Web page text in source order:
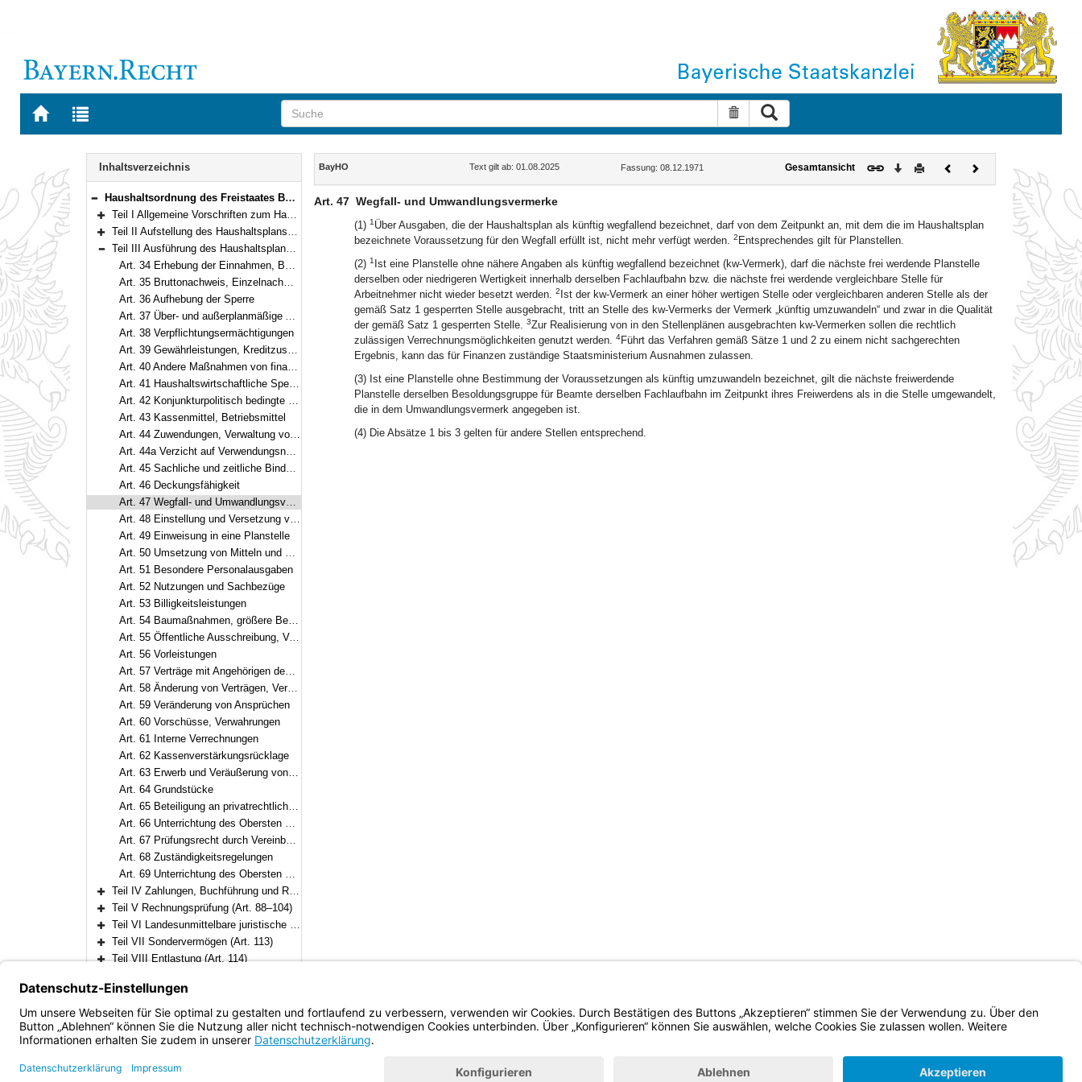
Zur
BAYERN.RECHT
Zur
letzten
Suche zurücksetzen
Navigation
Inhaltsverzeichnis
Bereich reduzieren
Haushaltsordnung des Freistaates Bayern (Bayerische Haushaltsordnung – BayHO) Vom 8. Dezember 1971 (BayRS IV S. 664) BayRS 630-1-F (Art. 1–117)
Bereich erweitern
Teil I Allgemeine Vorschriften zum Haushaltsplan (Art. 1–10)
Bereich erweitern
Teil II Aufstellung des Haushaltsplans und des Finanzplans (Art. 11–33)
Bereich reduzieren
Teil III Ausführung des Haushaltsplans (Art. 34–69)
Art. 34 Erhebung der Einnahmen, Bewirtschaftung der Ausgaben
Art. 35 Bruttonachweis, Einzelnachweis
Art. 36 Aufhebung der Sperre
Art. 37 Über- und außerplanmäßige Ausgaben
Art. 38 Verpflichtungsermächtigungen
Art. 39 Gewährleistungen, Kreditzusagen, kreditfinanzierte Ausgaben
Art. 40 Andere Maßnahmen von finanzieller Bedeutung
Art. 41 Haushaltswirtschaftliche Sperre
Art. 42 Konjunkturpolitisch bedingte Maßnahmen
Art. 43 Kassenmittel, Betriebsmittel
Art. 44 Zuwendungen, Verwaltung von Mitteln oder Vermögensgegenständen
Art. 44a Verzicht auf Verwendungsnachweise, Stichproben
Art. 45 Sachliche und zeitliche Bindung
Art. 46 Deckungsfähigkeit
Art. 47 Wegfall- und Umwandlungsvermerke
Art. 48 Einstellung und Versetzung von Beamten
Art. 49 Einweisung in eine Planstelle
Art. 50 Umsetzung von Mitteln und Stellen, Leerstellen
Art. 51 Besondere Personalausgaben
Art. 52 Nutzungen und Sachbezüge
Art. 53 Billigkeitsleistungen
Art. 54 Baumaßnahmen, größere Beschaffungen, größere Entwicklungsvorhaben
Art. 55 Öffentliche Ausschreibung, Verträge
Art. 56 Vorleistungen
Art. 57 Verträge mit Angehörigen des öffentlichen Dienstes
Art. 58 Änderung von Verträgen, Vergleiche
Art. 59 Veränderung von Ansprüchen
Art. 60 Vorschüsse, Verwahrungen
Art. 61 Interne Verrechnungen
Art. 62 Kassenverstärkungsrücklage
Art. 63 Erwerb und Veräußerung von Vermögensgegenständen
Art. 64 Grundstücke
Art. 65 Beteiligung an privatrechtlichen Unternehmen
Art. 66 Unterrichtung des Obersten Rechnungshofs bei Mehrheitsbeteiligungen
Art. 67 Prüfungsrecht durch Vereinbarung
Art. 68 Zuständigkeitsregelungen
Art. 69 Unterrichtung des Obersten Rechnungshofs bei Beteiligungen
Bereich erweitern
Teil IV Zahlungen, Buchführung und Rechnungslegung (Art. 70–87)
Bereich erweitern
Teil V Rechnungsprüfung (Art. 88–104)
Bereich erweitern
Teil VI Landesunmittelbare juristische Personen des öffentlichen Rechts (Art. 105–112)
Bereich erweitern
Teil VII Sondervermögen (Art. 113)
Teil VIII Entlastung (Art. 114)
Bereich erweitern
Inhalt
BayHO Text gilt ab: 01.08.2025 Fassung: 08.12.1971 Gesamtansicht Download
DruckenVorherigesNächstes
Dokument
Art. 47 Wegfall- und Umwandlungsvermerke
(1) 1Über Ausgaben, die der Haushaltsplan als künftig wegfallend bezeichnet, darf von dem Zeitpunkt an, mit dem die im Haushaltsplan
bezeichnete Voraussetzung für den Wegfall erfüllt ist, nicht mehr verfügt werden. 2 Entsprechendes gilt für Planstellen.
(2) 1 Ist eine Planstelle ohne nähere Angaben als künftig wegfallend bezeichnet (kw-Vermerk), darf die nächste frei werdende Planstelle
derselben oder niedrigeren Wertigkeit innerhalb derselben Fachlaufbahn bzw. die nächste frei werdende vergleichbare Stelle für
Arbeitnehmer nicht wieder besetzt werden. 2 Ist der kw-Vermerk an einer höher wertigen Stelle oder vergleichbaren anderen Stelle als der
gemäß Satz 1 gesperrten Stelle ausgebracht, tritt an Stelle des kw-Vermerks der Vermerk „künftig umzuwandeln“ und zwar in die Qualität
der gemäß Satz 1 gesperrten Stelle. 3Zur Realisierung von in den Stellenplänen ausgebrachten kw-Vermerken sollen die rechtlich
zulässigen Verrechnungsmöglichkeiten genutzt werden. 4Führt das Verfahren gemäß Sätze 1 und 2 zu einem nicht sachgerechten
Ergebnis, kann das für Finanzen zuständige Staatsministerium Ausnahmen zulassen.
(3) Ist eine Planstelle ohne Bestimmung der Voraussetzungen als künftig umzuwandeln bezeichnet, gilt die nächste freiwerdende
Planstelle derselben Besoldungsgruppe für Beamte derselben Fachlaufbahn im Zeitpunkt ihres Freiwerdens als in die Stelle umgewandelt,
die in dem Umwandlungsvermerk angegeben ist.
(4) Die Absätze 1 bis 3 gelten für andere Stellen entsprechend.
Bayern.de
Barrierefreiheit
Schriftgröße